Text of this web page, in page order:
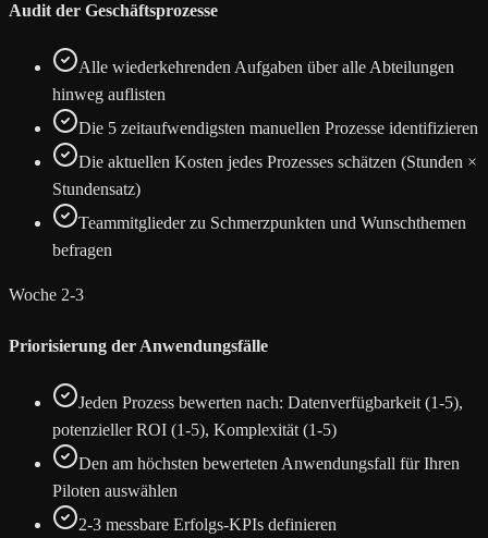
Audit der Geschäftsprozesse
Alle wiederkehrenden Aufgaben über alle Abteilungen
hinweg auflisten
Die 5 zeitaufwendigsten manuellen Prozesse identifizieren
Die aktuellen Kosten jedes Prozesses schätzen (Stunden ×
Stundensatz)
Teammitglieder zu Schmerzpunkten und Wunschthemen
befragen
Woche 2-3
Priorisierung der Anwendungsfälle
Jeden Prozess bewerten nach: Datenverfügbarkeit (1-5),
potenzieller ROI (1-5), Komplexität (1-5)
Den am höchsten bewerteten Anwendungsfall für Ihren
Piloten auswählen
2-3 messbare Erfolgs-KPIs definieren